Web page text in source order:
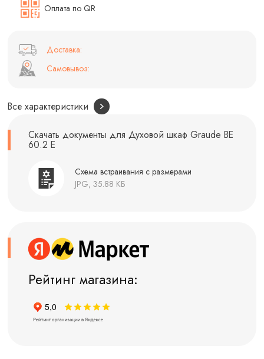
Оплата по QR
Доставка:
Самовывоз:
Все характеристики
Скачать документы для Духовой шкаф Graude BE
60.2 E
Схема встраивания с размерами
JPG, 35.88 КБ
Рейтинг магазина: